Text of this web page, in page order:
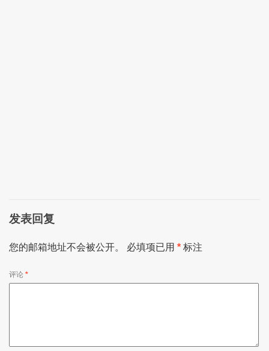
发表回复
您的邮箱地址不会被公开。 必填项已用 *标注
评论 *